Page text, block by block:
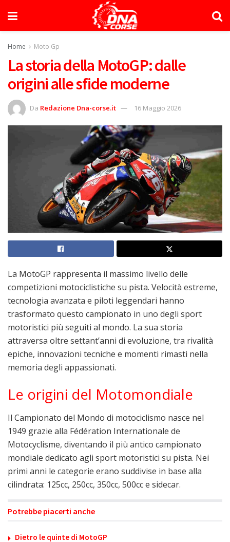
Home Moto Gp
La storia della MotoGP: dalle
origini alle sfide moderne
Da Redazione Dna-corse.it 16 Maggio 2026
La MotoGP rappresenta il massimo livello delle
competizioni motociclistiche su pista. Velocità estreme,
tecnologia avanzata e piloti leggendari hanno
trasformato questo campionato in uno degli sport
motoristici più seguiti al mondo. La sua storia
attraversa oltre settant’anni di evoluzione, tra rivalità
epiche, innovazioni tecniche e momenti rimasti nella
memoria degli appassionati.
Le origini del Motomondiale
Il Campionato del Mondo di motociclismo nasce nel
1949 grazie alla Fédération Internationale de
Motocyclisme, diventando il più antico campionato
mondiale dedicato agli sport motoristici su pista. Nei
primi anni le categorie erano suddivise in base alla
cilindrata: 125cc, 250cc, 350cc, 500cc e sidecar.
Potrebbe piacerti anche
Dietro le quinte di MotoGP